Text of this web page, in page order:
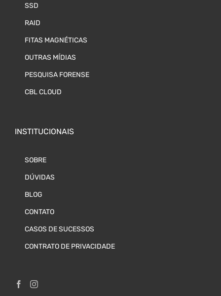
SSD
RAID
FITAS MAGNÉTICAS
OUTRAS MÍDIAS
PESQUISA FORENSE
CBL CLOUD
INSTITUCIONAIS
SOBRE
DÚVIDAS
BLOG
CONTATO
CASOS DE SUCESSOS
CONTRATO DE PRIVACIDADE